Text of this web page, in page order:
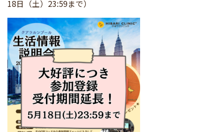
18日（土）23:59まで）